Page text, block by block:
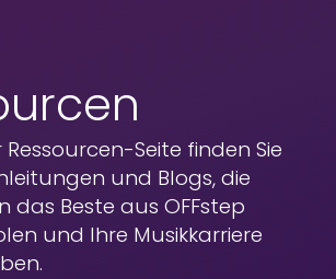
Seite finden Sie
und Blogs, die
das Beste aus OFFstep
und Ihre Musikkarriere